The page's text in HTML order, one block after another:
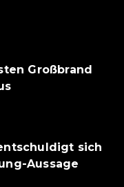
Großbrand
sich
Aussage